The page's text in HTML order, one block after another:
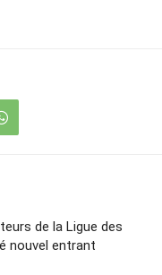
de la Ligue des
nouvel entrant